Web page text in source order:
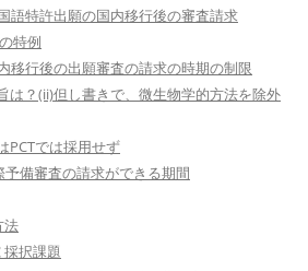
語特許出願の国内移行後の審査請求
特例
移行後の出願審査の請求の時期の制限
は？(ii)但し書きで、微生物学的方法を除外
PCTでは採用せず
備審査の請求ができる期間
法
択課題